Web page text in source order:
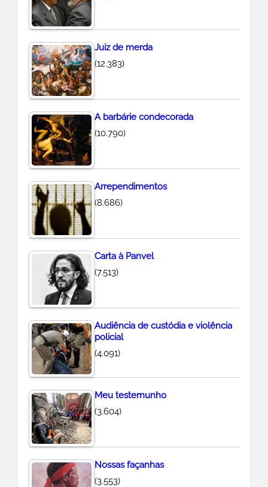
Juiz de merda
(12.383)
A barbárie condecorada
(10.790)
Arrependimentos
(8.686)
Carta à Panvel
(7.513)
Audiência de custódia e violência
policial
(4.091)
Meu testemunho
(3.604)
Nossas façanhas
(3.553)